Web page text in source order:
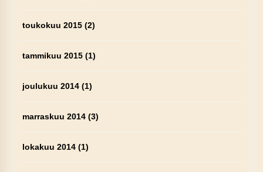
toukokuu 2015(2)
tammikuu 2015(1)
joulukuu 2014(1)
marraskuu 2014(3)
lokakuu 2014(1)